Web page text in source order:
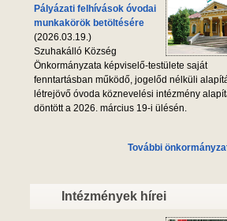
Pályázati felhívások óvodai
munkakörök betöltésére
(2026.03.19.)
Szuhakálló Község
Önkormányzata képviselő-testülete saját
fenntartásban működő, jogelőd nélküli
létrejövő óvoda köznevelési intézmény
döntött a 2026. március 19-i ülésén.
További
Intézmények hírei